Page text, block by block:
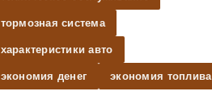
тормозная система
характеристики авто
экономия денег экономия топлива